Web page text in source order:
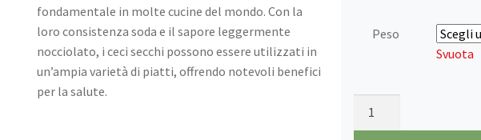
Peso
Svuota
fondamentale in molte cucine del mondo. Con la
loro consistenza soda e il sapore leggermente
nocciolato, i ceci secchi possono essere utilizzati in
un’ampia varietà di piatti, offrendo notevoli benefici
per la salute.